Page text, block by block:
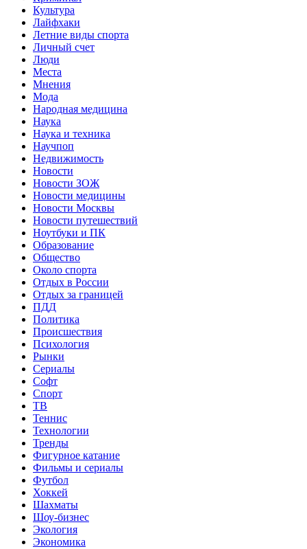
Культура
Лайфхаки
Летние виды спорта
Личный счет
Люди
Места
Мнения
Мода
Народная медицина
Наука
Наука и техника
Научпоп
Недвижимость
Новости
Новости ЗОЖ
Новости медицины
Новости Москвы
Новости путешествий
Ноутбуки и ПК
Образование
Общество
Около спорта
Отдых в России
Отдых за границей
ПДД
Политика
Происшествия
Психология
Рынки
Сериалы
Софт
Спорт
ТВ
Теннис
Технологии
Тренды
Фигурное катание
Фильмы и сериалы
Футбол
Хоккей
Шахматы
Шоу-бизнес
Экология
Экономика